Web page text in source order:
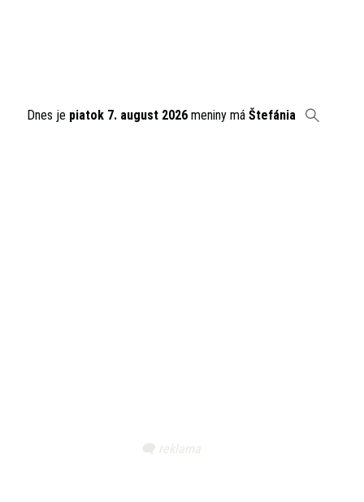
Dnes je piatok 7. august 2026 meniny má Štefánia